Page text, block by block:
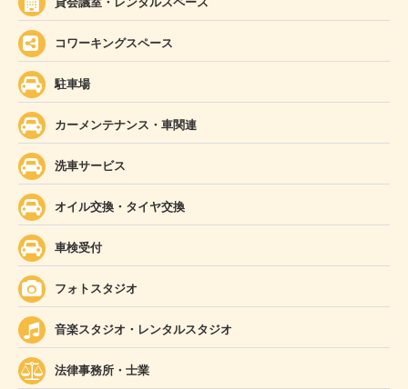
コワーキングスペース
駐車場
カーメンテナンス・車関連
洗車サービス
オイル交換・タイヤ交換
車検受付
フォトスタジオ
音楽スタジオ・レンタルスタジオ
法律事務所・士業